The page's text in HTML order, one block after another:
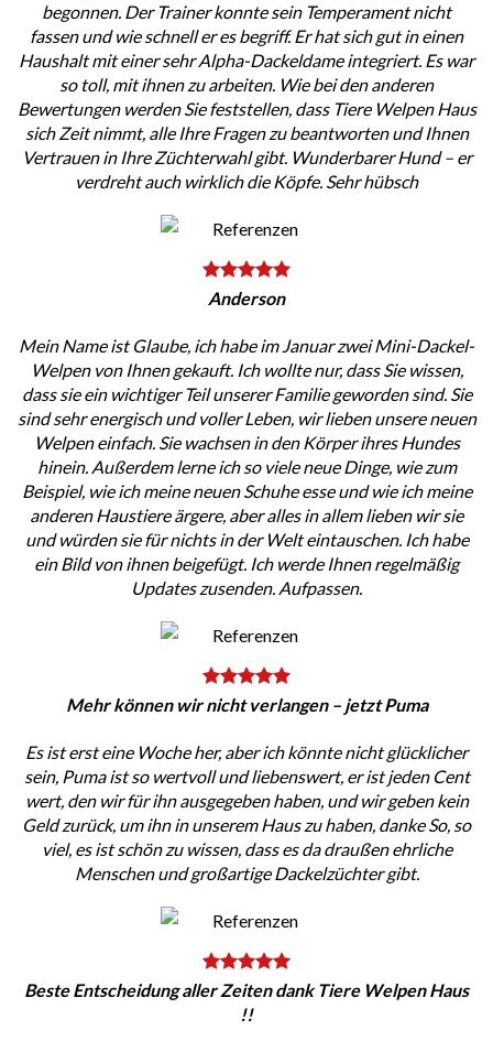
begonnen. Der Trainer konnte sein Temperament nicht
fassen und wie schnell er es begriff. Er hat sich gut in einen
Haushalt mit einer sehr Alpha-Dackeldame integriert. Es war
so toll, mit ihnen zu arbeiten. Wie bei den anderen
Bewertungen werden Sie feststellen, dass Tiere Welpen Haus
sich Zeit nimmt, alle Ihre Fragen zu beantworten und Ihnen
Vertrauen in Ihre Züchterwahl gibt. Wunderbarer Hund – er
verdreht auch wirklich die Köpfe. Sehr hübsch
Anderson
Mein Name ist Glaube, ich habe im Januar zwei Mini-Dackel-
Welpen von Ihnen gekauft. Ich wollte nur, dass Sie wissen,
dass sie ein wichtiger Teil unserer Familie geworden sind. Sie
sind sehr energisch und voller Leben, wir lieben unsere neuen
Welpen einfach. Sie wachsen in den Körper ihres Hundes
hinein. Außerdem lerne ich so viele neue Dinge, wie zum
Beispiel, wie ich meine neuen Schuhe esse und wie ich meine
anderen Haustiere ärgere, aber alles in allem lieben wir sie
und würden sie für nichts in der Welt eintauschen. Ich habe
ein Bild von ihnen beigefügt. Ich werde Ihnen regelmäßig
Updates zusenden. Aufpassen.
Mehr können wir nicht verlangen – jetzt Puma
Es ist erst eine Woche her, aber ich könnte nicht glücklicher
sein, Puma ist so wertvoll und liebenswert, er ist jeden Cent
wert, den wir für ihn ausgegeben haben, und wir geben kein
Geld zurück, um ihn in unserem Haus zu haben, danke So, so
viel, es ist schön zu wissen, dass es da draußen ehrliche
Menschen und großartige Dackelzüchter gibt.
Beste Entscheidung aller Zeiten dank Tiere Welpen Haus
!!